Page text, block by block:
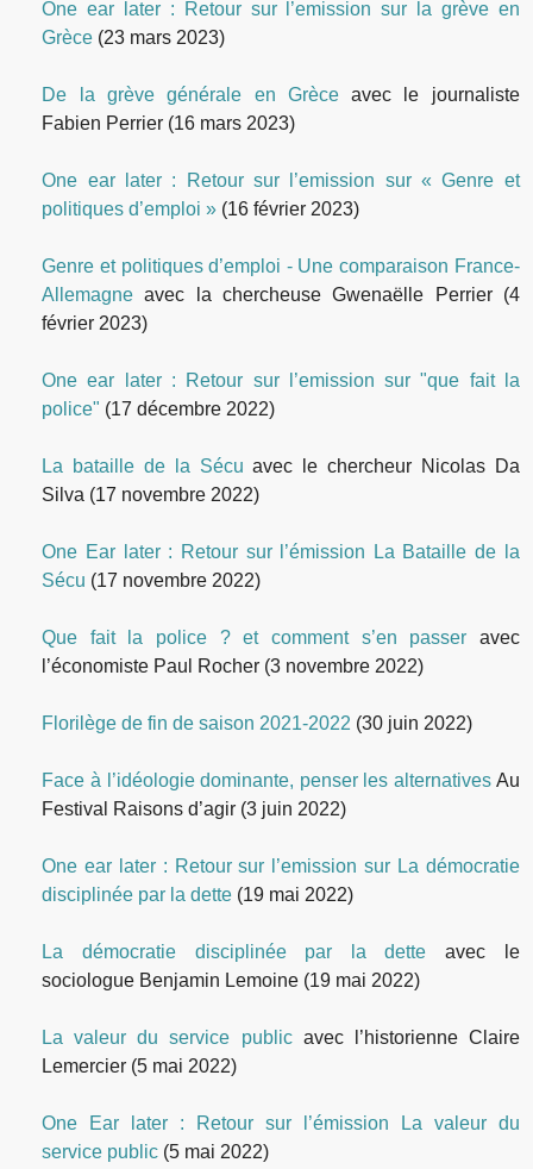
One ear later : Retour sur l’emission sur la grève en
Grèce (23 mars 2023)
De la grève générale en Grèce
avec le journaliste
Fabien Perrier (16 mars 2023)
One ear later : Retour sur l’emission sur « Genre et
politiques d’emploi » (16 février 2023)
Genre et politiques d’emploi - Une comparaison France-
Allemagne avec la chercheuse Gwenaëlle Perrier(4
février 2023)
One ear later : Retour sur l’emission sur "que fait la
police" (17 décembre 2022)
La bataille de la Sécuavec le chercheur Nicolas Da
Silva (17 novembre 2022)
One Ear later : Retour sur l’émission La Bataille de la
Sécu (17 novembre 2022)
Que fait la police ? et comment s’en passer
avec
l’économiste Paul Rocher (3 novembre 2022)
Florilège de fin de saison 2021-2022 (30 juin 2022)
Face à l’idéologie dominante, penser les alternatives Au
Festival Raisons d’agir (3 juin 2022)
One ear later : Retour sur l’emission sur La démocratie
disciplinée par la dette (19 mai 2022)
La démocratie disciplinée par la detteavec le
sociologue Benjamin Lemoine (19 mai 2022)
La valeur du service public avec l’historienne Claire
Lemercier (5 mai 2022)
One Ear later : Retour sur l’émission La valeur du
service public (5 mai 2022)